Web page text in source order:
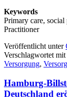
Keywords
Primary care, social
Practitioner
Veröffentlicht unter
Verschlagwortet mit
Versorgung,
Hamburg-
Deutschland